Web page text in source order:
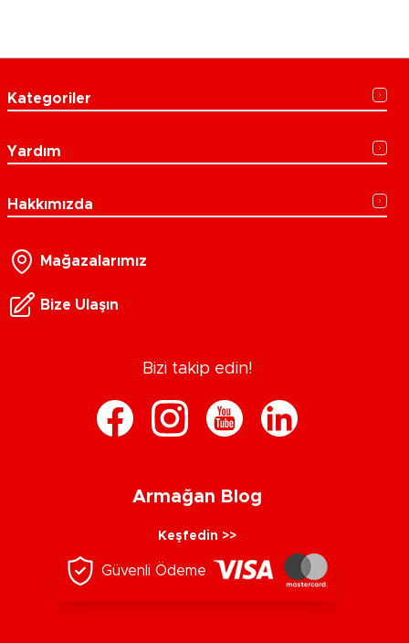
Kategoriler
Yardım
Hakkımızda
Mağazalarımız
Bize Ulaşın
Bizi takip edin!
Armağan Blog
Keşfedin >>
Güvenli Ödeme